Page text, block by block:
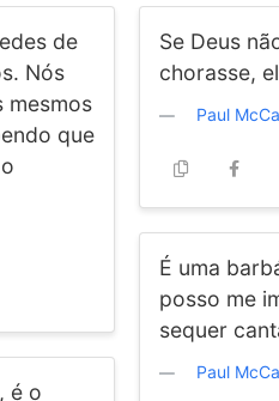
de
Nós
mesmos
que
é o
Se Deus
chorasse,
Paul
É uma
posso me
sequer
Paul